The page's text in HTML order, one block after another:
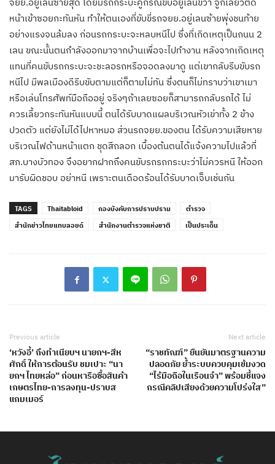
หน้าเข้าซอยกะทันหัน ทำให้ตนเองที่ขับขี่รถจยย.อยู่เลนซ้ายพุ่งชนท้าย
อย่างแรงจนล้มลง ก่อนรถกระบะจะหลบหนีไป ซึ่งที่เกิดเหตุเป็นถนน 2
เลน ขณะนั้นตนกำลังออกมาจากบ้านเพื่อจะไปทำงาน หลังจากเกิดเหตุ
แทนที่คนขับรถกระบะจะชะลอรถหรือจอดลงมาดู แต่เขากลับรีบขับรถ
หนีไป มีพลเมืองดีรีบขับตามแต่ก็ตามไม่ทัน ซึ่งตนก็ไม่ทราบว่าเขาเมา
หรือเล่นโทรศัพท์มือถืออยู่ จริงๆถ้าเลยซอยก็สามารถกลับรถได้ ไม่
ควรเลี้ยวกระทันหันแบบนี้ ตนได้รับบาดแผลบริเวณหัวเข่าทั้ง 2 ข้าง
ปวดตัว แต่ยังไม่ได้ไปหาหมอ ส่วนรถจยย.ของตน ได้รับความเสียหาย
บริเวณไฟด้านหน้าแตก ชุดสีถลอก เบื้องต้นตนได้แจ้งความไปแล้วที่
สภ.บางบัวทอง จึงอยากฝากถึงคนขับรถรถกระบะว่าไม่ควรหนี ให้ออก
มารับผิดชอบ อย่าหนี เพราะตนเดือดร้อนได้รับบาดเจ็บเช่นกัน
TAGS Thaitabloid กองบังคับการปราบปราม
ตำรวจ
สำนักข่าวไทยแทบลอยด์
สำนักงานตำรวจแห่งชาติ เป็นประเด็น
Previous article
‘หวังอี้’ ถึงทำเนียบฯ นายกฯ-สีห
ศักดิ์ ให้การต้อนรับ ชมเปาะ “นา
ยกฯ ไทยหล่อ” ก่อนหารือซื้อสินค้า
เกษตรไทย-การลงทุน-ปราบส
แกมเมอร์
Next article
“ราชทัณฑ์” ยืนยันมาตรฐานความ
ปลอดภัย ย้ำระบบควบคุมเข้มงวด
“ไร้มือถือในเรือนจำ” พร้อมชี้แจง
กรณีคลิปเสียงด้วยความโปร่งใส”